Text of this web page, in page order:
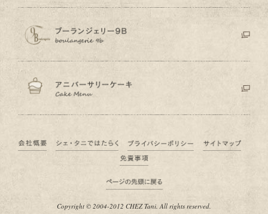
Copyright © 2004-2012 CHEZ Tani. All rights reserved.